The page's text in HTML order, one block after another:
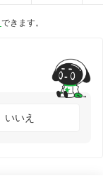
できます。
いいえ